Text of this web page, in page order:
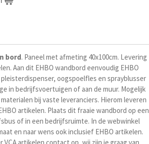
bord. Paneel met afmeting 40x100cm. Levering
Aan dit EHBO wandbord eenvoudig EHBO
oogspoelfles en sprayblusser
in bedrijfsvoertuigen of aan de muur. Mogelijk
bij vaste leveranciers. Hierom leveren
artikelen. Plaats dit fraaie wandbord op een
of in een bedrijfsruimte. In de webwinkel
en naar wens ook inclusief EHBO artikelen.
artikelen contact op, wij zijn je graag van